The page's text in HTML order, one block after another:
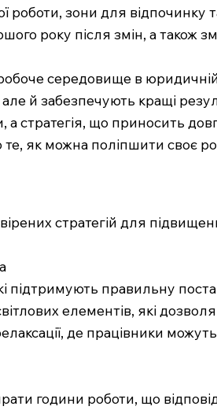
роботи, зони для відпочинку
року після змін, а також
середовище в
й забезпечують кращі
стратегія, що приносить
як можна поліпшити своє
стратегій для
підтримують правильну
елементів, які
де працівники
години роботи, що